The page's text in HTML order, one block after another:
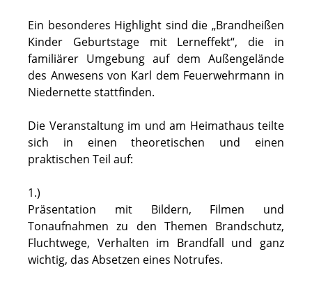
Ein besonderes Highlight sind die „Brandheißen
Kinder Geburtstage mit Lerneffekt“, die in
familiärer Umgebung auf dem Außengelände
des Anwesens von Karl dem Feuerwehrmann in
Niedernette stattfinden.
Die Veranstaltung im und am Heimathaus teilte
sich in einen theoretischen und einen
praktischen Teil auf:
1.)
Präsentation mit Bildern, Filmen und
Tonaufnahmen zu den Themen Brandschutz,
Fluchtwege, Verhalten im Brandfall und ganz
wichtig, das Absetzen eines Notrufes.